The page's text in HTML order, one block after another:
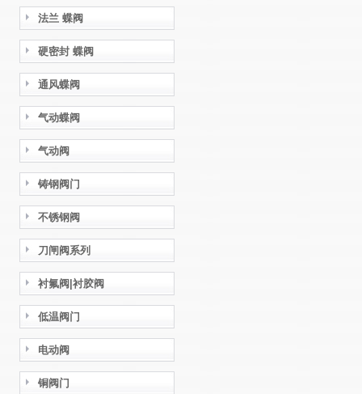
法兰 蝶阀
硬密封 蝶阀
通风蝶阀
气动蝶阀
气动阀
铸钢阀门
不锈钢阀
刀闸阀系列
衬氟阀|衬胶阀
低温阀门
电动阀
铜阀门